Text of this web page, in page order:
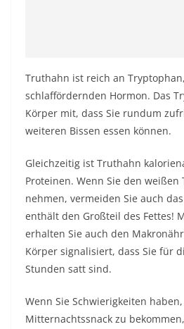
Truthahn ist reich an
schlaffördernden Hormon. Das
Körper mit, dass Sie rundum
weiteren Bissen essen können.
Gleichzeitig ist Truthahn
Proteinen. Wenn Sie den weißen
nehmen, vermeiden Sie auch
enthält den Großteil des Fettes!
erhalten Sie auch den
Körper signalisiert, dass Sie für
Stunden satt sind.
Wenn Sie Schwierigkeiten
Mitternachtssnack zu